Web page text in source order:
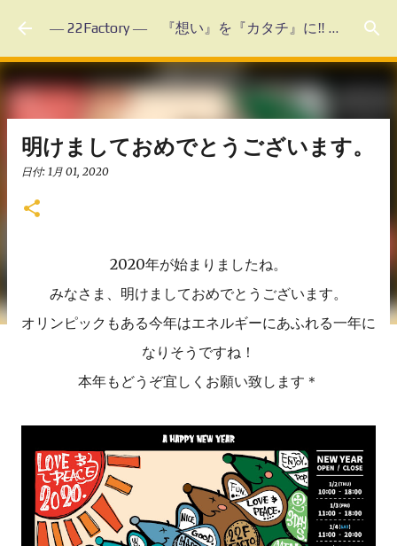
スキップしてメイン コンテンツに移動 ― 22Factory ― 『想い』を『カタチ』に‼ 未体験のフルオーダーメイド
明けましておめでとうございます。
日付: 1月 01, 2020
2020年が始まりましたね。
みなさま、明けましておめでとうございます。
オリンピックもある今年はエネルギーにあふれる一年に
なりそうですね！
本年もどうぞ宜しくお願い致します＊